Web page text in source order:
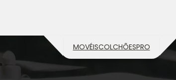
MOVÉISCOLCHÕESPRO